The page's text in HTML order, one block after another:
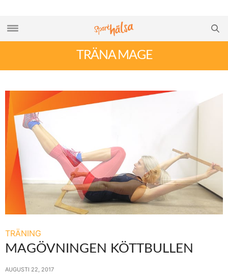
TRÄNA MAGE
TRÄNING
MAGÖVNINGEN KÖTTBULLEN
AUGUSTI 22, 2017